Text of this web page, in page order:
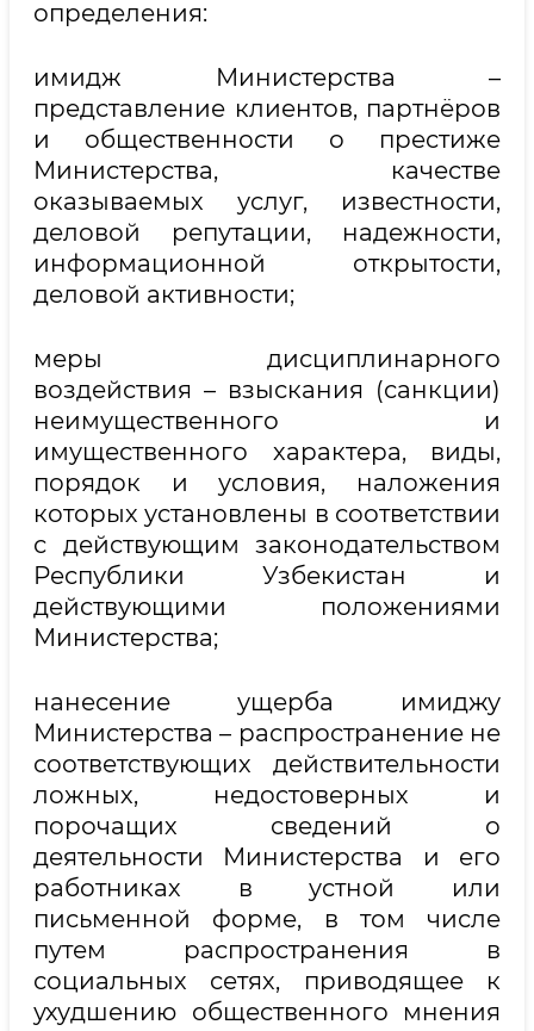
определения:
имидж Министерства –
представление клиентов, партнёров
и общественности о престиже
Министерства, качестве
оказываемых услуг, известности,
деловой репутации, надежности,
информационной открытости,
деловой активности;
меры дисциплинарного
воздействия – взыскания (санкции)
неимущественного и
имущественного характера, виды,
порядок и условия, наложения
которых установлены в соответствии
с действующим законодательством
Республики Узбекистан и
действующими положениями
Министерства;
нанесение ущерба имиджу
Министерства – распространение не
соответствующих действительности
ложных, недостоверных и
порочащих сведений о
деятельности Министерства и его
работниках в устной или
письменной форме, в том числе
путем распространения в
социальных сетях, приводящее к
ухудшению общественного мнения